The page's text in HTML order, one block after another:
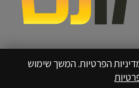
הפרטיות. המשך שימוש